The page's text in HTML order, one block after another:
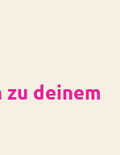
zu deinem